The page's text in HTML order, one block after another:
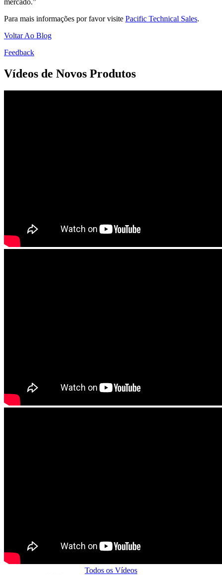
mercado.”
Para mais informações por favor visite Pacific Technical Sales.
Voltar Ao Blog
Feedback
Vídeos de Novos Produtos
Todos os Vídeos